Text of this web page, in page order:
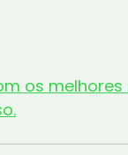
os